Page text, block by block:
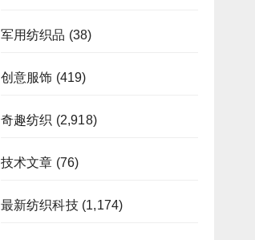
军用纺织品 (38)
创意服饰 (419)
奇趣纺织 (2,918)
技术文章 (76)
最新纺织科技(1,174)